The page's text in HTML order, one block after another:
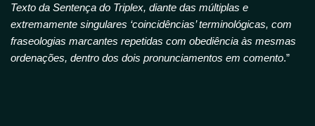
Texto da Sentença do Triplex, diante das múltiplas e
extremamente singulares ‘coincidências’ terminológicas, com
fraseologias marcantes repetidas com obediência às mesmas
ordenações, dentro dos dois pronunciamentos em comento.”